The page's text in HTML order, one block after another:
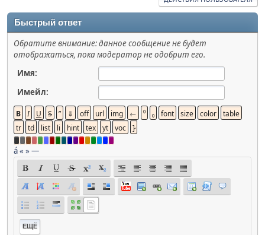
Быстрый ответ
Обратите внимание: данное сообщение не будет
отображаться, пока модератор не одобрит его.
Имя:
Имейл:
á« »—
ЕЩЁ